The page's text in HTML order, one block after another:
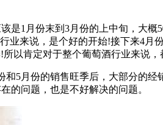
是1月份末到3月份的上中旬，大概
业来说，是个好的开始!接下来4月
以肯定对于整个葡萄酒行业来说，
5月份的销售旺季后，大部分的经
的问题，也是不好解决的问题。